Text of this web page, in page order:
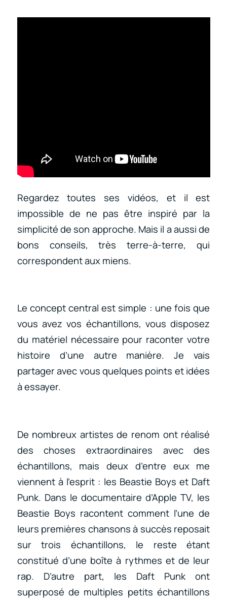
Regardez toutes ses vidéos, et il est
impossible de ne pas être inspiré par la
simplicité de son approche. Mais il a aussi de
bons conseils, très terre-à-terre, qui
correspondent aux miens.
Le concept central est simple : une fois que
vous avez vos échantillons, vous disposez
du matériel nécessaire pour raconter votre
histoire d’une autre manière. Je vais
partager avec vous quelques points et idées
à essayer.
De nombreux artistes de renom ont réalisé
des choses extraordinaires avec des
échantillons, mais deux d’entre eux me
viennent à l’esprit : les Beastie Boys et Daft
Punk. Dans le documentaire d’Apple TV, les
Beastie Boys racontent comment l’une de
leurs premières chansons à succès reposait
sur trois échantillons, le reste étant
constitué d’une boîte à rythmes et de leur
rap. D’autre part, les Daft Punk ont
superposé de multiples petits échantillons